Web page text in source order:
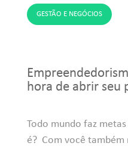
GESTÃO E NEGÓCIOS
hora de abrir seu
Todo mundo faz
é? Com você também